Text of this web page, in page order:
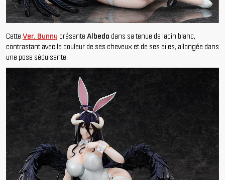
Cette Ver. Bunny présente Albedo dans sa tenue de lapin blanc,
contrastant avec la couleur de ses cheveux et de ses ailes, allongée dans
une pose séduisante.